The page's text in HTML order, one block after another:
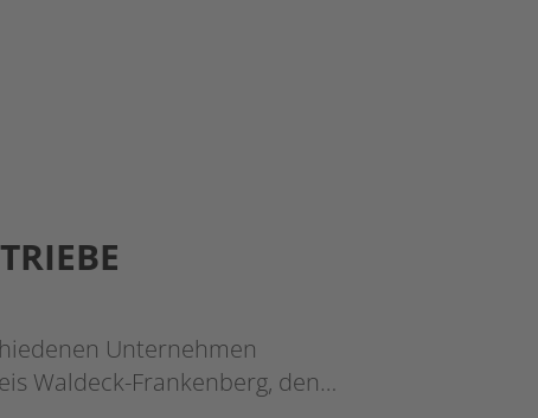
Unternehmen
Waldeck-Frankenberg, den…